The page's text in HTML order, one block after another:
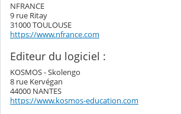
NFRANCE
9 rue Ritay
31000 TOULOUSE
https://www.nfrance.com
Editeur du logiciel :
KOSMOS - Skolengo
8 rue Kervégan
44000 NANTES
https://www.kosmos-education.com